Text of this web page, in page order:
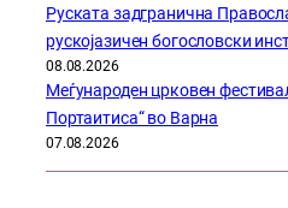
Руската задгранична
рускојазичен богословски
08.08.2026
Меѓународен црковен
Портаитиса“ во Варна
07.08.2026